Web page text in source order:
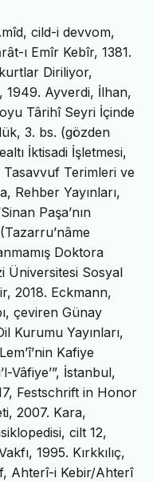
cild-i devvom,
ı Emîr Kebîr, 1381.
Diriliyor,
1949. Ayverdi, İlhan,
Târihî Seyri İçinde
3. bs. (gözden
İktisadi İşletmesi,
Terimleri ve
Rehber Yayınları,
Paşa’nın
Doktora
Üniversitesi Sosyal
2018. Eckmann,
çeviren Günay
Kurumu Yayınları,
Kafiye
Vâfiye’”, İstanbul,
Festschrift in Honor
2007. Kara,
cilt 12,
1995. Kırkkılıç,
Ahterî-i Kebir/Ahterî